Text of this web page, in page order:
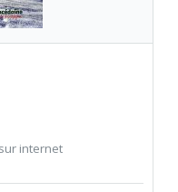
internet